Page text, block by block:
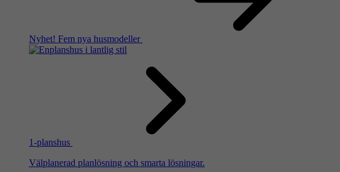
Nyhet! Fem nya husmodeller
1-planshus
Välplanerad planlösning och smarta lösningar.